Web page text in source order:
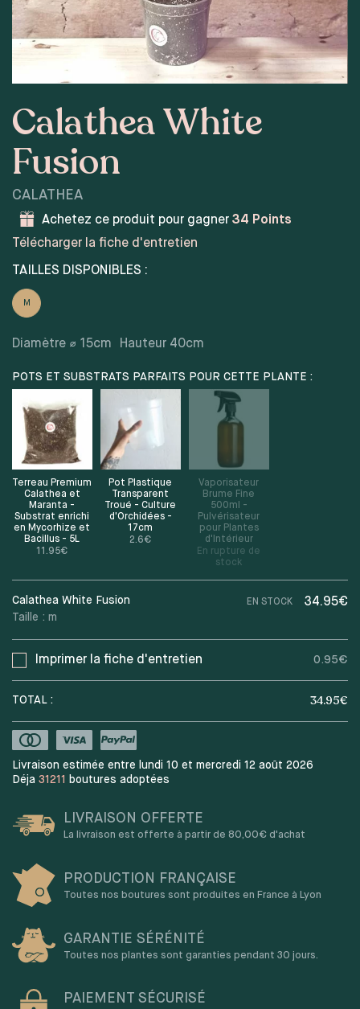
Calathea White
Fusion
CALATHEA
Achetez ce produit pour gagner 34 Points
Télécharger la fiche d'entretien
TAILLES DISPONIBLES :
M
Diamètre ⌀ 15cm Hauteur 40cm
POTS ET SUBSTRATS PARFAITS POUR CETTE PLANTE :
Terreau Premium
Calathea et
Maranta -
Substrat enrichi
en Mycorhize et
Bacillus - 5L
11.95€
Pot Plastique
Transparent
Troué - Culture
d'Orchidées -
17cm
2.6€
Vaporisateur
Brume Fine
500ml -
Pulvérisateur
pour Plantes
d'Intérieur
En rupture de
stock
Calathea White Fusion
Taille : m
EN STOCK 34.95€
Imprimer la fiche d'entretien 0.95€
TOTAL : 34.95€
Livraison estimée entre lundi 10 et mercredi 12 août 2026
Déja 31211 boutures adoptées
LIVRAISON OFFERTE
La livraison est offerte à partir de 80,00€ d'achat
PRODUCTION FRANÇAISE
Toutes nos boutures sont produites en France à Lyon
GARANTIE SÉRÉNITÉ
Toutes nos plantes sont garanties pendant 30 jours.
PAIEMENT SÉCURISÉ